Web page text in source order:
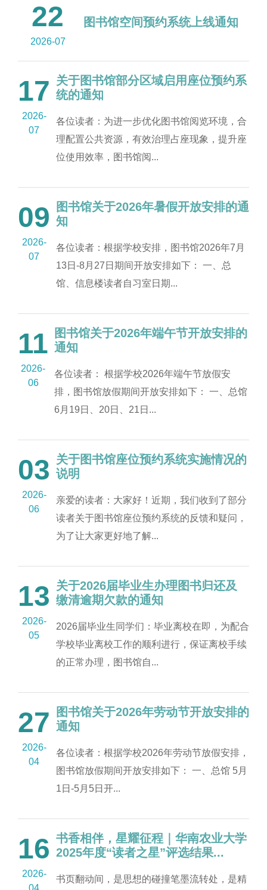
22
2026-07
图书馆空间预约系统上线通知
17
2026-
07
关于图书馆部分区域启用座位预约系
统的通知
各位读者：为进一步优化图书馆阅览环境，合
理配置公共资源，有效治理占座现象，提升座
位使用效率，图书馆阅...
09
2026-
07
图书馆关于2026年暑假开放安排的通
知
各位读者：根据学校安排，图书馆2026年7月
13日-8月27日期间开放安排如下： 一、总
馆、信息楼读者自习室日期...
11
2026-
06
图书馆关于2026年端午节开放安排的
通知
各位读者： 根据学校2026年端午节放假安
排，图书馆放假期间开放安排如下： 一、总馆
6月19日、20日、21日...
03
2026-
06
关于图书馆座位预约系统实施情况的
说明
亲爱的读者：大家好！近期，我们收到了部分
读者关于图书馆座位预约系统的反馈和疑问，
为了让大家更好地了解...
13
2026-
05
关于2026届毕业生办理图书归还及
缴清逾期欠款的通知
2026届毕业生同学们：毕业离校在即，为配合
学校毕业离校工作的顺利进行，保证离校手续
的正常办理，图书馆自...
27
2026-
04
图书馆关于2026年劳动节开放安排的
通知
各位读者：根据学校2026年劳动节放假安排，
图书馆放假期间开放安排如下： 一、总馆 5月
1日-5月5日开...
16
2026-
04
书香相伴，星耀征程｜华南农业大学
2025年度“读者之星”评选结果...
书页翻动间，是思想的碰撞笔墨流转处，是精